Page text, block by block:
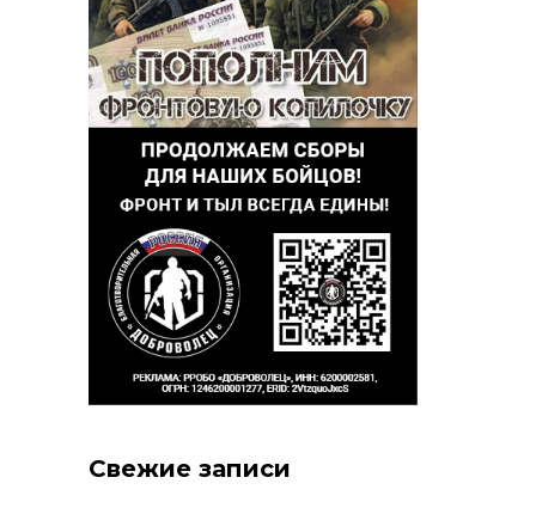
Свежие записи